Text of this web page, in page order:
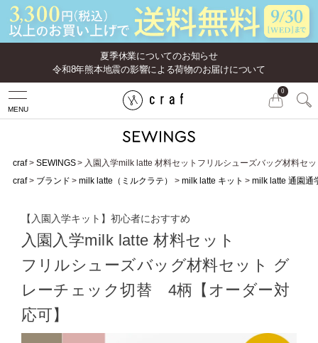
夏季休業についてのお知らせ
令和8年熊本地震の影響による荷物のお届けについて
MENU
0
craf SEWINGS
入園入学milk latte 材料セットフリルシューズバッグ材料
craf
ブランド milk latte（ミルクラテ） milk latte キット milk latte 通園通
【入園入学キット】初心者におすすめ
入園入学milk latte 材料セット
フリルシューズバッグ材料セット グ
レーチェック切替 4柄【オーダー対
応可】